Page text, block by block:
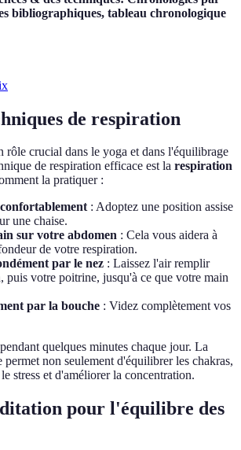
bibliographiques, tableau chronologique
de respiration
rôle crucial dans le yoga et dans l'équilibrage
de respiration efficace est la respiration
la pratiquer :
: Adoptez une position assise
une chaise.
sur votre abdomen : Cela vous aidera à
de votre respiration.
par le nez : Laissez l'air remplir
puis votre poitrine, jusqu'à ce que votre main
par la bouche : Videz complètement vos
quelques minutes chaque jour. La
permet non seulement d'équilibrer les chakras,
stress et d'améliorer la concentration.
pour l'équilibre des